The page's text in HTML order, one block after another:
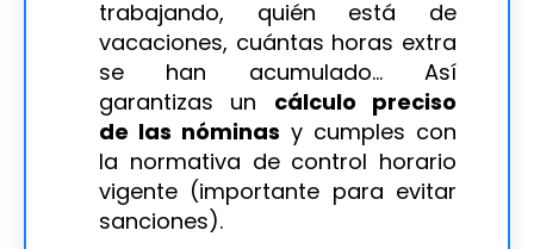
trabajando, quién está de
vacaciones, cuántas horas extra
se han acumulado… Así
garantizas un cálculo preciso
de las nóminas y cumples con
la normativa de control horario
vigente (importante para evitar
sanciones).